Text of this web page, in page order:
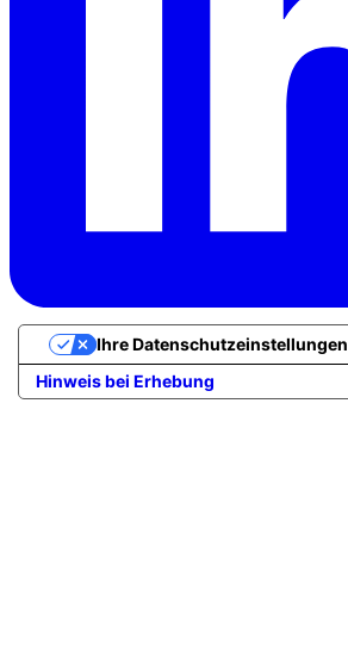
Hinweis bei Erhebung
Ihre Datenschutzeinstellungen